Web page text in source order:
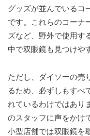
グッズが並んでいるコ
です。これらのコーナ
ズなど、野外で使用す
中で双眼鏡も見つけや
ただし、ダイソーの売
るため、必ずしもすべ
れているわけではあり
のスタッフに声をかけ
小型店舗では双眼鏡を